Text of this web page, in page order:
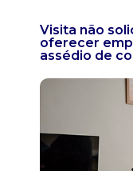
Visita não
oferecer
assédio de